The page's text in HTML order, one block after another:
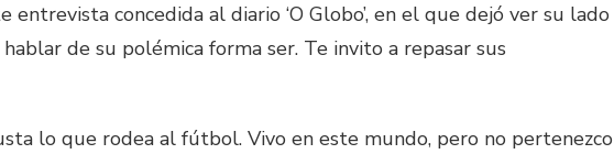
entrevista concedida al diario ‘O Globo’, en el que dejó ver su lado
de su polémica forma ser. Te invito a repasar sus
lo que rodea al fútbol. Vivo en este mundo, pero no pertenezco